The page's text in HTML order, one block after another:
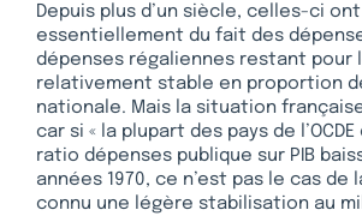
Depuis plus d’un siècle, celles-ci
essentiellement du fait des
dépenses régaliennes restant pour
relativement stable en proportion
nationale. Mais la situation
car si « la plupart des pays de
ratio dépenses publique sur PIB
années 1970, ce n’est pas le cas de
connu une légère stabilisation au